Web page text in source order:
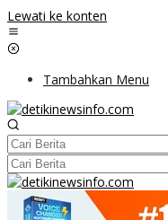
Lewati ke konten
Tambahkan Menu